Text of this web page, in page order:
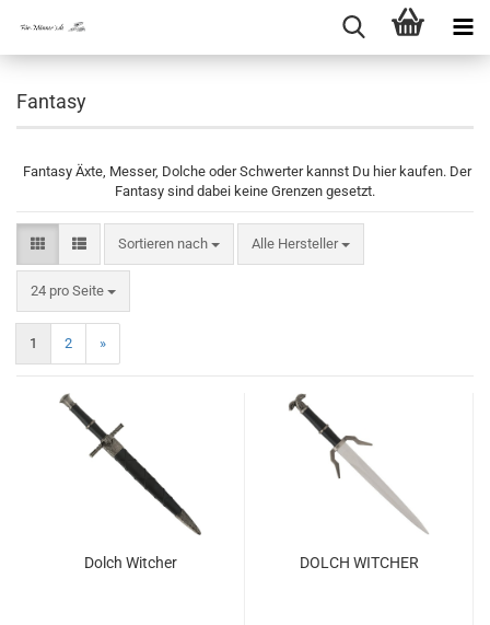
Fantasy
Fantasy Äxte, Messer, Dolche oder Schwerter kannst Du hier kaufen. Der
Fantasy sind dabei keine Grenzen gesetzt.
Sortieren nach
Sortieren nach Alle Hersteller
24 pro Seite
pro Seite
1 2 »
Dolch Witcher DOLCH WITCHER